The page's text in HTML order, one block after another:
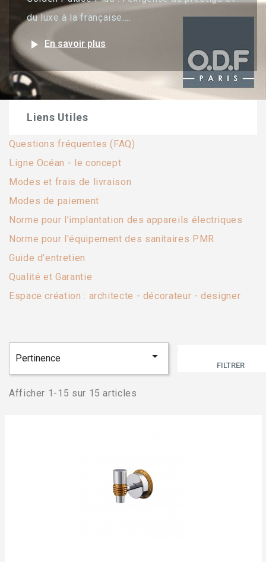
du luxe à la française....
play_arrow En savoir plus
Liens Utiles
Questions fréquentes (FAQ)
Ligne Océan - le concept
Modes et frais de livraison
Modes de paiement
Norme pour l'implantation des appareils électriques
Norme pour l'équipement des sanitaires PMR
Guide d'entretien
Qualité et Garantie
Espace création : architecte - décorateur - designer
Pertinence 
FILTRER
Afficher 1-15 sur 15 articles